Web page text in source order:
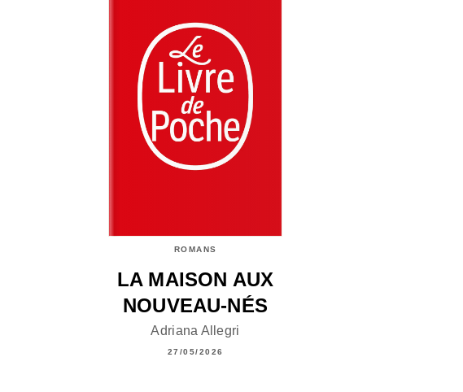
ROMANS
LA MAISON AUX
NOUVEAU-NÉS
Adriana Allegri
27/05/2026